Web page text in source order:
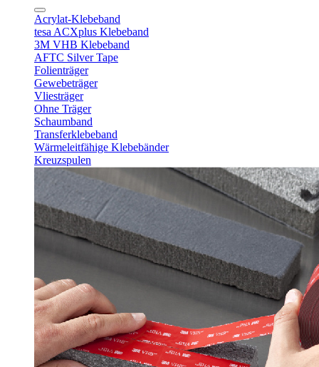
Acrylat-Klebeband
tesa ACXplus Klebeband
3M VHB Klebeband
AFTC Silver Tape
Folienträger
Gewebeträger
Vliesträger
Ohne Träger
Schaumband
Transferklebeband
Wärmeleitfähige Klebebänder
Kreuzspulen